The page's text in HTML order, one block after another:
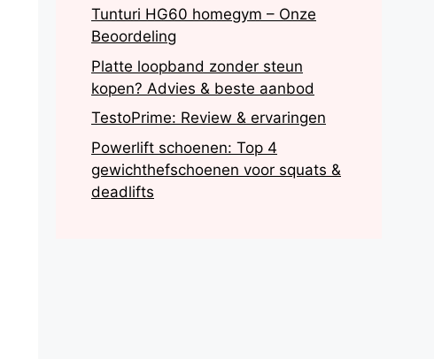
Tunturi HG60 homegym – Onze
Beoordeling
Platte loopband zonder steun
kopen? Advies & beste aanbod
TestoPrime: Review & ervaringen
Powerlift schoenen: Top 4
gewichthefschoenen voor squats &
deadlifts